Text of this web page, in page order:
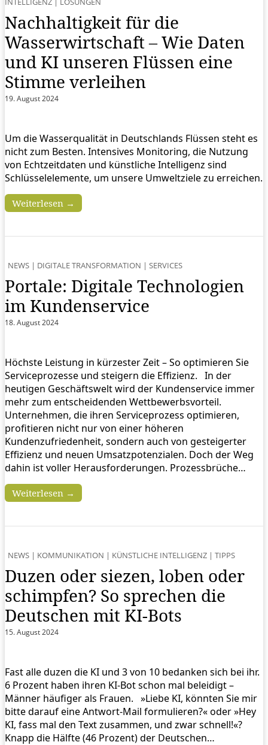
Nachhaltigkeit für die
Wasserwirtschaft – Wie Daten
und KI unseren Flüssen eine
Stimme verleihen
19. August 2024
Um die Wasserqualität in Deutschlands Flüssen steht es
nicht zum Besten. Intensives Monitoring, die Nutzung
von Echtzeitdaten und künstliche Intelligenz sind
Schlüsselelemente, um unsere Umweltziele zu erreichen.
Weiterlesen →
NEWS | DIGITALE TRANSFORMATION | SERVICES
Portale: Digitale Technologien
im Kundenservice
18. August 2024
Höchste Leistung in kürzester Zeit – So optimieren Sie
Serviceprozesse und steigern die Effizienz. In der
heutigen Geschäftswelt wird der Kundenservice immer
mehr zum entscheidenden Wettbewerbsvorteil.
Unternehmen, die ihren Serviceprozess optimieren,
profitieren nicht nur von einer höheren
Kundenzufriedenheit, sondern auch von gesteigerter
Effizienz und neuen Umsatzpotenzialen. Doch der Weg
dahin ist voller Herausforderungen. Prozessbrüche…
Weiterlesen →
NEWS | KOMMUNIKATION | KÜNSTLICHE INTELLIGENZ | TIPPS
Duzen oder siezen, loben oder
schimpfen? So sprechen die
Deutschen mit KI-Bots
15. August 2024
Fast alle duzen die KI und 3 von 10 bedanken sich bei ihr.
6 Prozent haben ihren KI-Bot schon mal beleidigt –
Männer häufiger als Frauen. »Liebe KI, könnten Sie mir
bitte darauf eine Antwort-Mail formulieren?« oder »Hey
KI, fass mal den Text zusammen, und zwar schnell!«?
Knapp die Hälfte (46 Prozent) der Deutschen…